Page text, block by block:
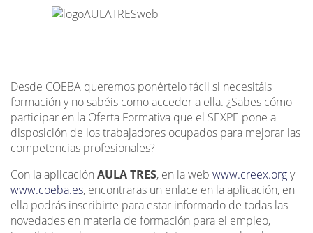
Desde COEBA queremos ponértelo fácil si necesitáis
formación y no sabéis como acceder a ella. ¿Sabes cómo
participar en la Oferta Formativa que el SEXPE pone a
disposición de los trabajadores ocupados para mejorar las
competencias profesionales?
Con la aplicación AULA TRES, en la web www.creex.orgy
www.coeba.es, encontraras un enlace en la aplicación, en
ella podrás inscribirte para estar informado de todas las
novedades en materia de formación para el empleo,